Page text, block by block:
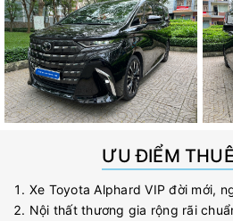
ƯU ĐIỂM
Xe Toyota Alphard VIP đời mới,
Nội thất thương gia rộng rãi